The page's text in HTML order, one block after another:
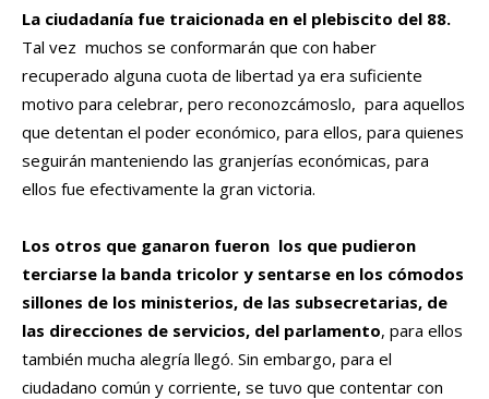
La ciudadanía fue traicionada en el plebiscito del 88.
Tal vez muchos se conformarán que con haber
recuperado alguna cuota de libertad ya era suficiente
motivo para celebrar, pero reconozcámoslo, para aquellos
que detentan el poder económico, para ellos, para quienes
seguirán manteniendo las granjerías económicas, para
ellos fue efectivamente la gran victoria.
Los otros que ganaron fueron los que pudieron
terciarse la banda tricolor y sentarse en los cómodos
sillones de los ministerios, de las subsecretarias, de
las direcciones de servicios, del parlamento, para ellos
también mucha alegría llegó. Sin embargo, para el
ciudadano común y corriente, se tuvo que contentar con